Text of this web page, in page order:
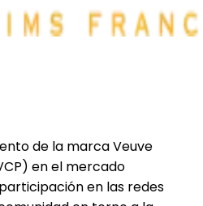
de la marca Veuve
en el mercado
en las redes